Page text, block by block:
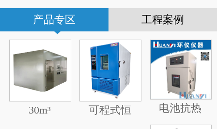
产品专区 工程案例
30m³ 可程式恒 电池抗热